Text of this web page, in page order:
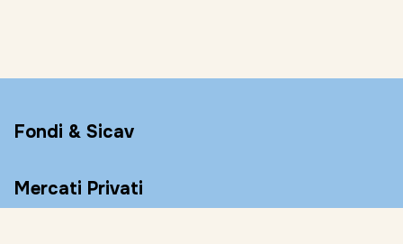
Fondi & Sicav
Mercati Privati